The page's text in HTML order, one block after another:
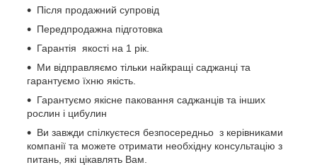
Після продажний супровід
Передпродажна підготовка
Гарантія якості на 1 рік.
Ми відправляємо тільки найкращі саджанці та
гарантуємо їхню якість.
Гарантуємо якісне паковання саджанців та інших
рослин і цибулин
Ви завжди спілкуєтеся безпосередньо з керівниками
компанії та можете отримати необхідну консультацію з
питань, які цікавлять Вам.